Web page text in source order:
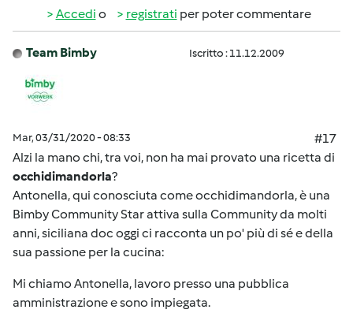
Accedi o registrati per poter commentare
Team Bimby Iscritto : 11.12.2009
Mar, 03/31/2020 - 08:33
#17
Alzi la mano chi, tra voi, non ha mai provato una ricetta di
occhidimandorla?
Antonella, qui conosciuta come occhidimandorla, è una
Bimby Community Star attiva sulla Community da molti
anni, siciliana doc oggi ci racconta un po' più di sé e della
sua passione per la cucina:
Mi chiamo Antonella, lavoro presso una pubblica
amministrazione e sono impiegata.